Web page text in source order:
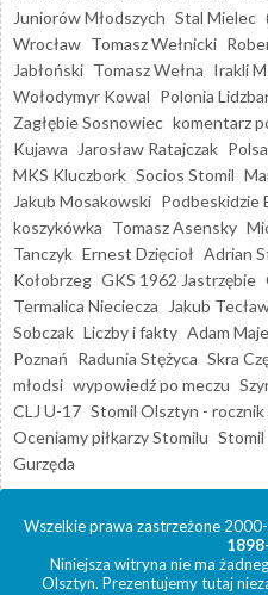
Juniorów Młodszych Stal Mielec
Wrocław Tomasz Wełnicki
Jabłoński Tomasz Wełna Irakli
Wołodymyr Kowal Polonia
Zagłębie Sosnowiec komentarz
Kujawa
Jarosław Ratajczak
MKS Kluczbork Socios Stomil
Jakub Mosakowski Podbeskidzie
koszykówka Tomasz Asensky
Tanczyk Ernest Dzięcioł Adrian
Kołobrzeg GKS 1962 Jastrzębie
Termalica Nieciecza
Jakub
Sobczak Liczby i fakty Adam
Poznań Radunia Stężyca Skra
młodsi wypowiedź po meczu
CLJ U-17 Stomil Olsztyn -
Oceniamy piłkarzy Stomilu
Gurzęda
Wszelkie prawa zastrzeżone
Niniejsza witryna nie ma
Olsztyn. Prezentujemy tutaj